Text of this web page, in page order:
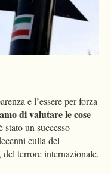
e l’essere per forza
di valutare le cose
stato un successo
culla del
terrore internazionale.